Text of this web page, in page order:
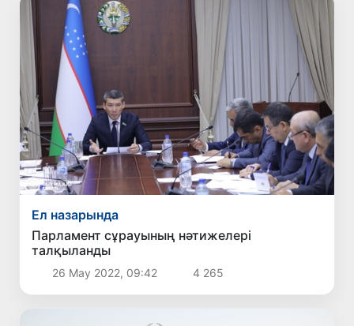
Ел назарында
Парламент сұрауының нәтижелері
талқыланды
26 Мау 2022, 09:42 4 265